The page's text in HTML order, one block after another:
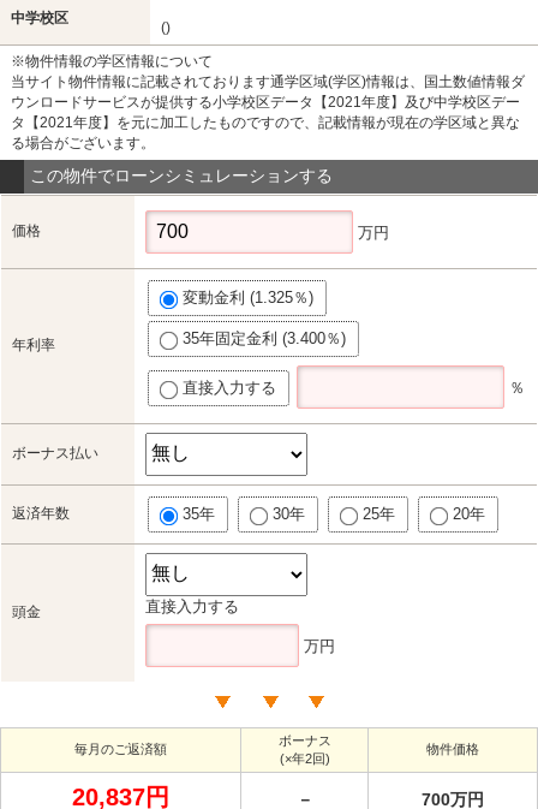
中学校区
()
※物件情報の学区情報について
当サイト物件情報に記載されております通学区域(学区)情報は、国土数値情報ダ
ウンロードサービスが提供する小学校区データ【2021年度】及び中学校区デー
タ【2021年度】を元に加工したものですので、記載情報が現在の学区域と異な
る場合がございます。
この物件でローンシミュレーションする
価格 万円
年利率
変動金利 (1.325％)
35年固定金利 (3.400％)
直接入力する ％
ボーナス払い
返済年数 35年 30年 25年 20年
頭金 直接入力する
万円
毎月のご返済額
ボーナス
(×年2回)
物件価格
20,837円 － 700万円